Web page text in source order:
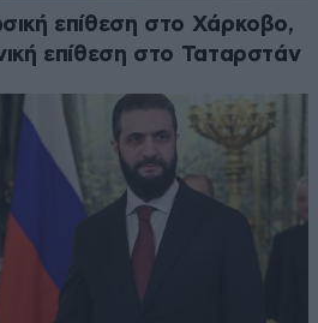
επίθεση στο Χάρκοβο,
επίθεση στο Ταταρστάν